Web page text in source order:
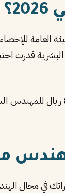
قدرت
حيز التنفيذ بحد
في مجال